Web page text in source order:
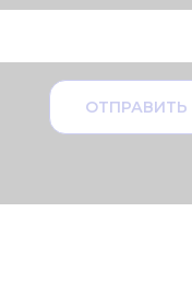
ОТПРАВИТЬ